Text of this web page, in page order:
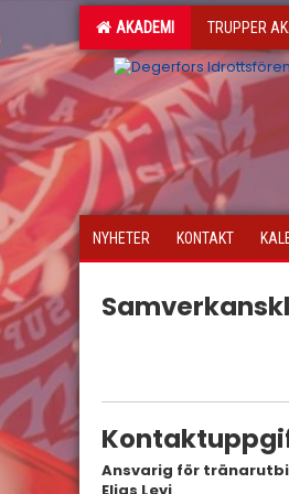
AKADEMI TRUPPER
NYHETER KONTAKT
Ansvarig för